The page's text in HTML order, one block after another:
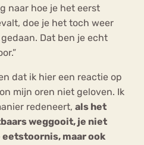
naar hoe je het eerst
doe je het toch weer
Dat ben je echt
dat ik hier een reactie op
mijn oren niet geloven. Ik
redeneert, als het
weggooit, je niet
maar ook